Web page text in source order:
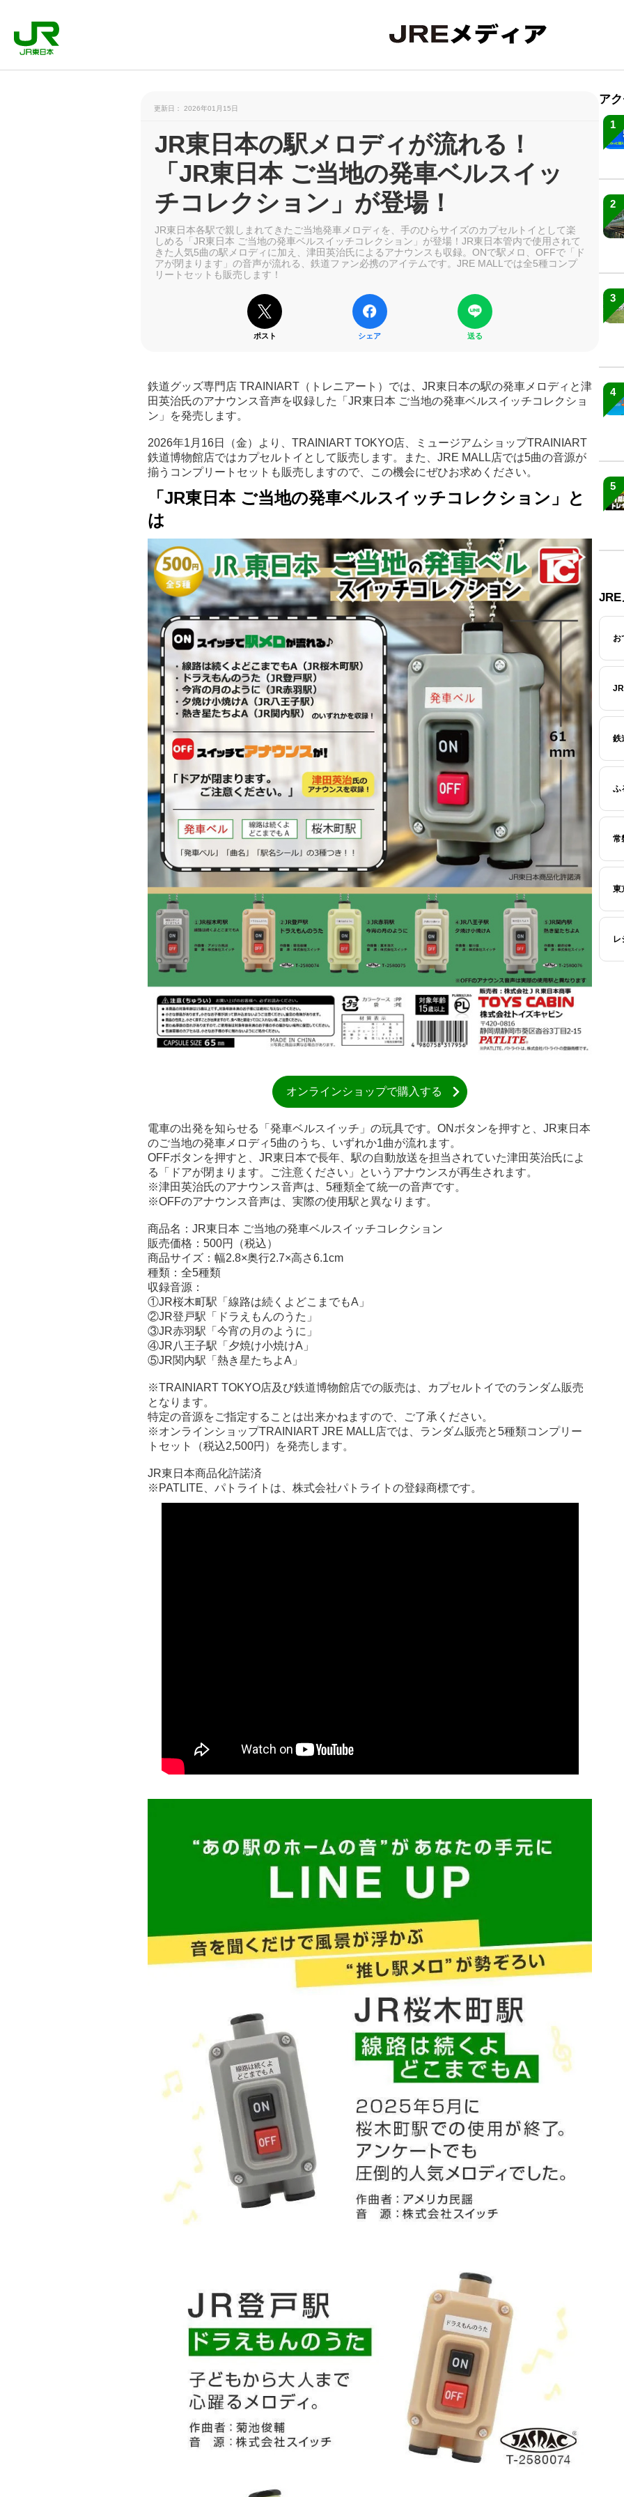
更新日： 2026年01月15日
JR東日本の駅メロディが流れる！
「JR東日本 ご当地の発車ベルスイッ
チコレクション」が登場！
JR東日本各駅で親しまれてきたご当地発車メロディを、手のひらサイズのカプセルトイとして楽
しめる「JR東日本 ご当地の発車ベルスイッチコレクション」が登場！JR東日本管内で使用されて
きた人気5曲の駅メロディに加え、津田英治氏によるアナウンスも収録。ONで駅メロ、OFFで「ド
アが閉まります」の音声が流れる、鉄道ファン必携のアイテムです。JRE MALLでは全5種コンプ
リートセットも販売します！
ポスト シェア 送る
鉄道グッズ専門店 TRAINIART（トレニアート）では、JR東日本の駅の発車メロディと津
田英治氏のアナウンス音声を収録した「JR東日本 ご当地の発車ベルスイッチコレクショ
ン」を発売します。
2026年1月16日（金）より、TRAINIART TOKYO店、ミュージアムショップTRAINIART
鉄道博物館店ではカプセルトイとして販売します。また、JRE MALL店では5曲の音源が
揃うコンプリートセットも販売しますので、この機会にぜひお求めください。
「JR東日本 ご当地の発車ベルスイッチコレクション」と
は
オンラインショップで購入する
電車の出発を知らせる「発車ベルスイッチ」の玩具です。ONボタンを押すと、JR東日本
のご当地の発車メロディ5曲のうち、いずれか1曲が流れます。
OFFボタンを押すと、JR東日本で長年、駅の自動放送を担当されていた津田英治氏によ
る「ドアが閉まります。ご注意ください」というアナウンスが再生されます。
※津田英治氏のアナウンス音声は、5種類全て統一の音声です。
※OFFのアナウンス音声は、実際の使用駅と異なります。
商品名：JR東日本 ご当地の発車ベルスイッチコレクション
販売価格：500円（税込）
商品サイズ：幅2.8×奥行2.7×高さ6.1cm
種類：全5種類
収録音源：
①JR桜木町駅「線路は続くよどこまでもA」
②JR登戸駅「ドラえもんのうた」
③JR赤羽駅「今宵の月のように」
④JR八王子駅「夕焼け小焼けA」
⑤JR関内駅「熱き星たちよA」
※TRAINIART TOKYO店及び鉄道博物館店での販売は、カプセルトイでのランダム販売
となります。
特定の音源をご指定することは出来かねますので、ご了承ください。
※オンラインショップTRAINIART JRE MALL店では、ランダム販売と5種類コンプリー
トセット（税込2,500円）を発売します。
JR東日本商品化許諾済
※PATLITE、パトライトは、株式会社パトライトの登録商標です。
ア
1
2
3
4
5
JRE
お
鉄
ふ
常
東
レ